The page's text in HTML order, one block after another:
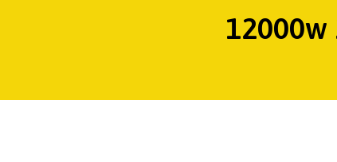
12000w